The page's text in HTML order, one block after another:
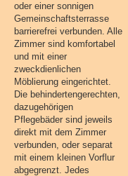
oder einer sonnigen
Gemeinschaftsterrasse
barrierefrei verbunden. Alle
Zimmer sind komfortabel
und mit einer
zweckdienlichen
Möblierung eingerichtet.
Die behindertengerechten,
dazugehörigen
Pflegebäder sind jeweils
direkt mit dem Zimmer
verbunden, oder separat
mit einem kleinen Vorflur
abgegrenzt. Jedes